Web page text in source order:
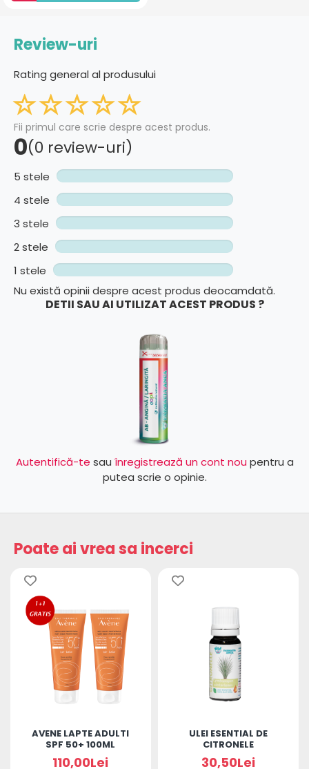
Review-uri
Rating general al produsului
Fii primul care scrie despre acest produs.
0(0 review-uri)
5 stele
4 stele
3 stele
2 stele
1 stele
Nu există opinii despre acest produs deocamdată.
DETII SAU AI UTILIZAT ACEST PRODUS ?
Autentifică-te sau înregistrează un cont nou pentru a
putea scrie o opinie.
Poate ai vrea sa incerci
AVENE LAPTE ADULTI
SPF 50+ 100ML
110,00Lei
ULEI ESENTIAL DE
CITRONELE
30,50Lei